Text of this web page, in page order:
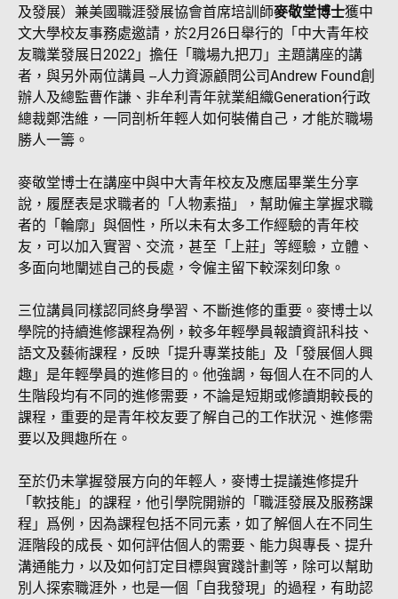
及發展）兼美國職涯發展協會首席培訓師麥敬堂博士獲中
文大學校友事務處邀請，於2月26日舉行的「中大青年校
友職業發展日2022」擔任「職場九把刀」主題講座的講
者，與另外兩位講員 --人力資源顧問公司Andrew Found創
辦人及總監曹作謙、非牟利青年就業組織Generation行政
總裁鄭浩維，一同剖析年輕人如何裝備自己，才能於職場
勝人一籌。
麥敬堂博士在講座中與中大青年校友及應屆畢業生分享
說，履歷表是求職者的「人物素描」，幫助僱主掌握求職
者的「輪廓」與個性，所以未有太多工作經驗的青年校
友，可以加入實習、交流，甚至「上莊」等經驗，立體、
多面向地闡述自己的長處，令僱主留下較深刻印象。
三位講員同樣認同終身學習、不斷進修的重要。麥博士以
學院的持續進修課程為例，較多年輕學員報讀資訊科技、
語文及藝術課程，反映「提升專業技能」及「發展個人興
趣」是年輕學員的進修目的。他強調，每個人在不同的人
生階段均有不同的進修需要，不論是短期或修讀期較長的
課程，重要的是青年校友要了解自己的工作狀況、進修需
要以及興趣所在。
至於仍未掌握發展方向的年輕人，麥博士提議進修提升
「軟技能」的課程，他引學院開辦的「職涯發展及服務課
程」爲例，因為課程包括不同元素，如了解個人在不同生
涯階段的成長、如何評估個人的需要、能力與專長、提升
溝通能力，以及如何訂定目標與實踐計劃等，除可以幫助
別人探索職涯外，也是一個「自我發現」的過程，有助認